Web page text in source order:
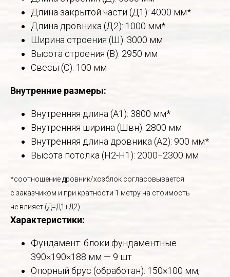
Длина закрытой части (Д1): 4000 мм*
Длина дровника (Д2): 1000 мм*
Ширина строения (Ш): 3000 мм
Высота строения (В): 2950 мм
Свесы (С): 100 мм
Внутренние размеры:
Внутренняя длина (А1): 3800 мм*
Внутренняя ширина (Швн): 2800 мм
Внутренняя длина дровника (А2): 900 мм*
Высота потолка (Н2-Н1): 2000−2300 мм
*соотношение дровник/хозблок согласовывается
с заказчиком и при кратности 1 метру на стоимость
не влияет (Д=Д1+Д2)
Характеристики:
Фундамент: блоки фундаментные
390×190×188 мм — 9 шт
Опорный брус (обработан): 150×100 мм,